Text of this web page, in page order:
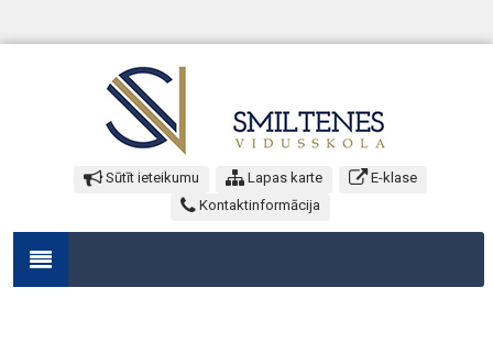
Sūtīt ieteikumu Lapas karte
E-klase
Kontaktinformācija